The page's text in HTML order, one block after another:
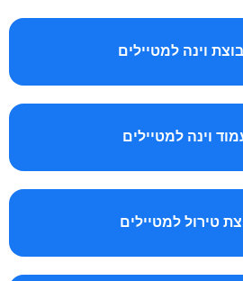
טירול למטיילים